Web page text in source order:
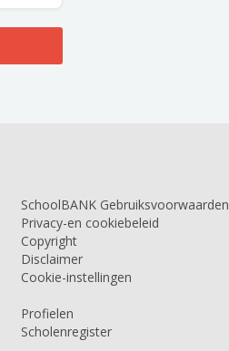
SchoolBANK Gebruiksvoorwaarden
Privacy-en cookiebeleid
Copyright
Disclaimer
Cookie-instellingen
Profielen
Scholenregister